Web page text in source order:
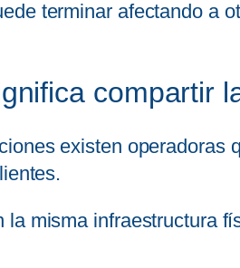
terminar afectando a
compartir
existen operadoras
misma infraestructura